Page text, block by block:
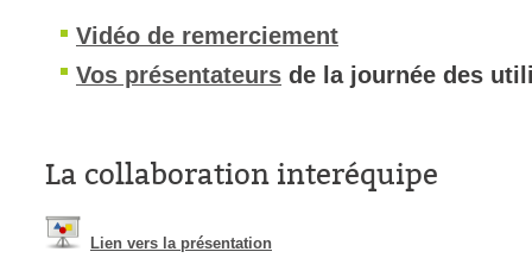
SLA
suivi par
Vidéo de remerciement
Vos présentateurs de la journée des
La collaboration interéquipe
Lien vers la présentation